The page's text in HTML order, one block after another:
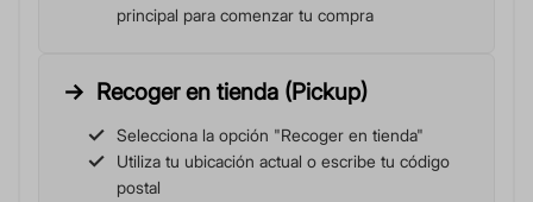
principal para comenzar tu compra
Recoger en tienda (Pickup)
Selecciona la opción "Recoger en tienda"
Utiliza tu ubicación actual o escribe tu código
postal